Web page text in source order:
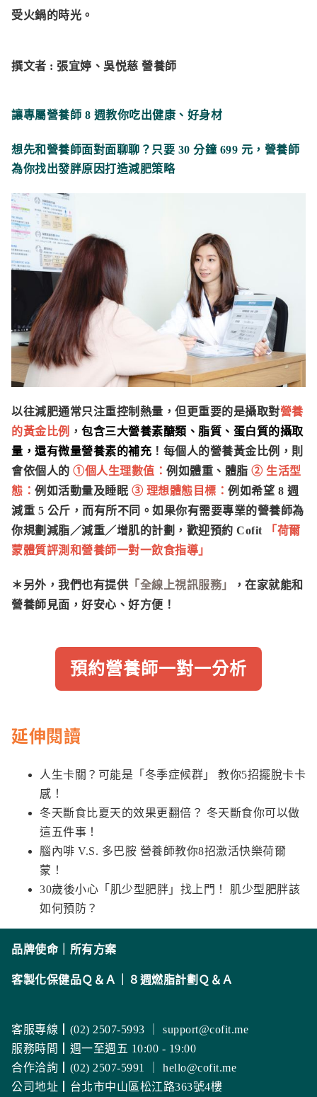
受火鍋的時光。
撰文者 : 張宜婷、吳悦慈 營養師
讓專屬營養師 8 週教你吃出健康、好身材
想先和營養師面對面聊聊？只要 30 分鐘 699 元，營養師
為你找出發胖原因打造減肥策略
以往減肥通常只注重控制熱量，但更重要的是攝取對營養
的黃金比例 ， 包含三大營養素醣類、脂質、蛋白質的攝取
量，還有微量營養素的補充 ！每個人的營養黃金比例，則
會依個人的 ①個人生理數值： 例如體重、體脂 ② 生活型
態 ： 例如活動量及睡眠 ③ 理想體態目標： 例如希望 8 週
減重 5 公斤，而有所不同。如果你有需要專業的營養師為
你規劃減脂／減重／增肌的計劃，歡迎預約 Cofit
「荷爾
蒙體質評測和營養師一對一飲食指導」
＊另外，我們也有提供 「全線上視訊服務」
，在家就能和
營養師見面，好安心、好方便！
預約營養師一對一分析
延伸閱讀
人生卡關？可能是「冬季症候群」 教你5招擺脫卡卡
感！
冬天斷食比夏天的效果更翻倍？ 冬天斷食你可以做
這五件事！
腦內啡 V.S. 多巴胺 營養師教你8招激活快樂荷爾
蒙！
30歲後小心「肌少型肥胖」找上門！ 肌少型肥胖該
如何預防？
品牌使命 所有方案
客製化保健品Ｑ＆Ａ ８週燃脂計劃Ｑ＆Ａ
客服專線┃(02) 2507-5993 ｜ support@cofit.me
服務時間┃週一至週五 10:00 - 19:00
合作洽詢┃(02) 2507-5991 ｜ hello@cofit.me
公司地址┃台北市中山區松江路363號4樓